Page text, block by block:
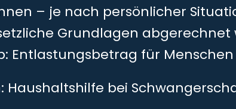
– je nach persönlicher
Grundlagen abgerechnet
Entlastungsbetrag für
Haushaltshilfe bei